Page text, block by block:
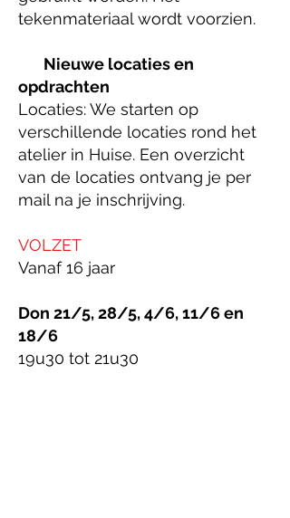
tekenmateriaal wordt voorzien.​
Nieuwe locaties en
opdrachten
Locaties: We starten op
verschillende locaties rond het
atelier in Huise. Een overzicht
van de locaties ontvang je per
mail na je inschrijving.​
VOLZET
Vanaf 16 jaar​
Don 21/5, 28/5, 4/6, 11/6 en
18/6
19u30 tot 21u30​